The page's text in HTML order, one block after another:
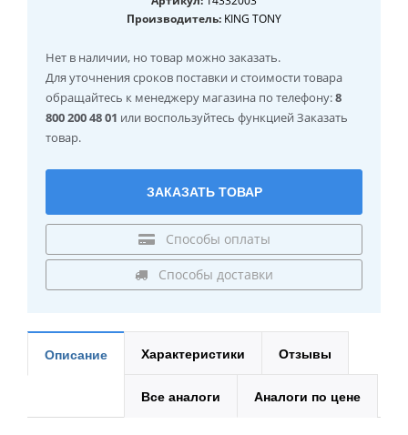
Производитель: KING TONY
Нет в наличии, но товар можно заказать.
Для уточнения сроков поставки и стоимости товара
обращайтесь к менеджеру магазина по телефону:8
800 200 48 01 или воспользуйтесь функцией Заказать
товар.
ЗАКАЗАТЬ ТОВАР
Способы оплаты
Способы доставки
Описание Характеристики Отзывы
Все аналоги Аналоги по цене